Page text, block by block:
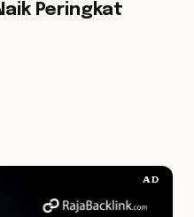
Peringkat
AD